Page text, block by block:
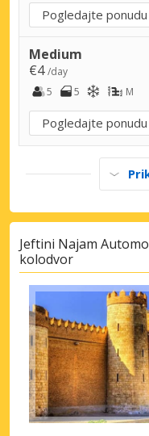
Pogledajte ponudu
Medium
€4/day
5
5 M
Pogledajte ponudu
Jeftini Najam
kolodvor